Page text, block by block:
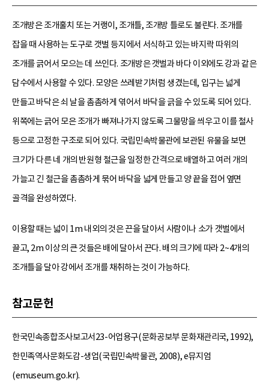
조개방은 조개훌치 또는 거랭이, 조개틀, 조개방 틀로도 불린다. 조개를
잡을 때 사용하는 도구로 갯벌 등지에서 서식하고 있는 바지락 따위의
조개를 긁어서 모으는 데 쓰인다. 조개방은 갯벌과 바다 이외에도 강과 같은
담수에서 사용할 수 있다. 모양은 쓰레받기처럼 생겼는데, 입구는 넓게
만들고 바닥은 쇠 날을 촘촘하게 엮어서 바닥을 긁을 수 있도록 되어 있다.
위쪽에는 긁어 모은 조개가 빠져나가지 않도록 그물망을 씌우고 이를 철사
등으로 고정한 구조로 되어 있다. 국립민속박물관에 보관된 유물을 보면
크기가 다른 네 개의 반원형 철근을 일정한 간격으로 배열하고 여러 개의
가늘고 긴 철근을 촘촘하게 묶어 바닥을 넓게 만들고 양 끝을 접어 옆면
골격을 완성하였다.
이용할 때는 넓이 1m 내외의 것은 끈을 달아서 사람이나 소가 갯벌에서
끌고, 2m 이상의 큰 것들은 배에 달아서 끈다. 배의 크기에 따라 2~4개의
조개틀을 달아 강에서 조개를 채취하는 것이 가능하다.
참고문헌
한국민속종합조사보고서23-어업용구(문화공보부 문화재관리국, 1992),
한민족역사문화도감-생업(국립민속박물관, 2008), e뮤지엄
(emuseum.go.kr).